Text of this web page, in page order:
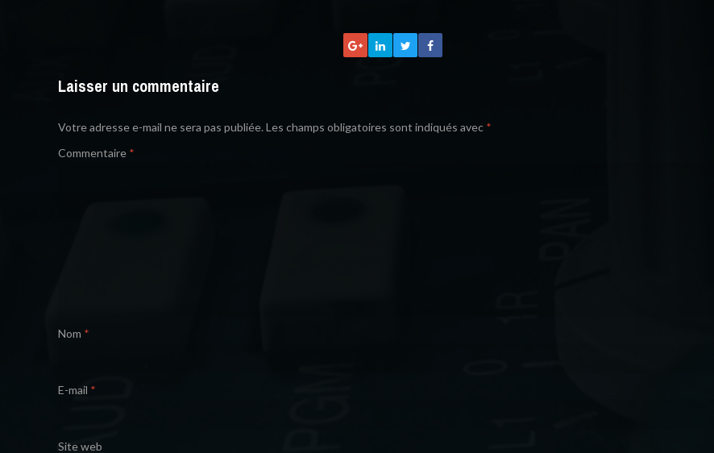
Laisser un commentaire
Votre adresse e-mail ne sera pas publiée. Les champs obligatoires sont indiqués avec *
Commentaire *
Nom *
E-mail *
Site web